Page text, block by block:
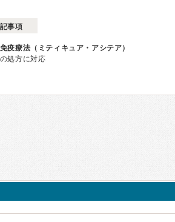
事項
疫療法（ミティキュア・アシテア）
処方に対応